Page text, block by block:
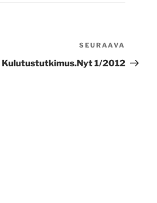
artikkeli
SEURAAVA
Kulutustutkimus.Nyt 1/2012